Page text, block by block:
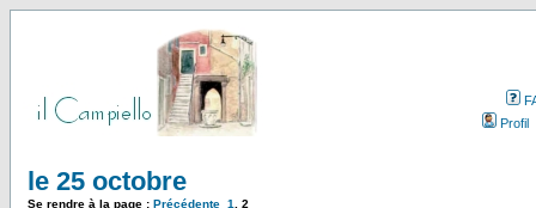
Profil
le 25 octobre
Se rendre à la page : Précédente 1 2